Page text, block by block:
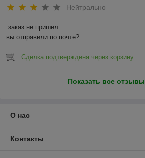
Нейтрально
заказ не пришел
вы отправили по почте?
Сделка подтверждена через корзину
Показать все отзывы
О нас
Контакты